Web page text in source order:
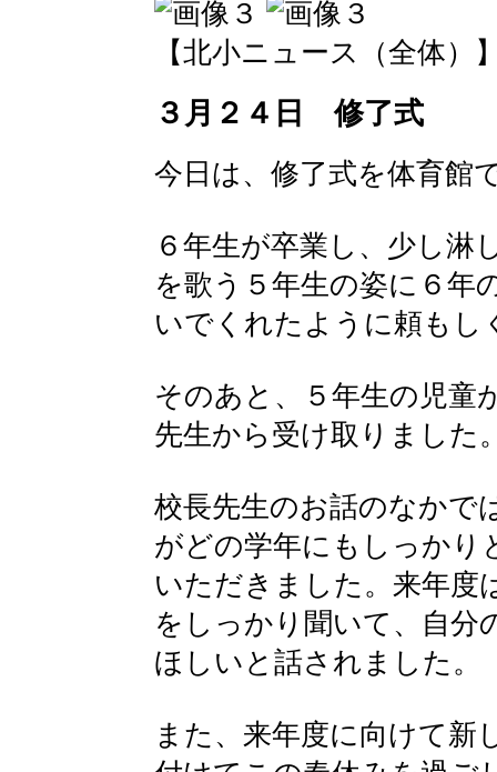
【北小ニュース（全体）
３月２４日 修了式
今日は、修了式を体育館
６年生が卒業し、少し淋
を歌う５年生の姿に６年
いでくれたように頼もし
そのあと、５年生の児童
先生から受け取りました
校長先生のお話のなかで
がどの学年にもしっかり
いただきました。来年度
をしっかり聞いて、自分
ほしいと話されました。
また、来年度に向けて新